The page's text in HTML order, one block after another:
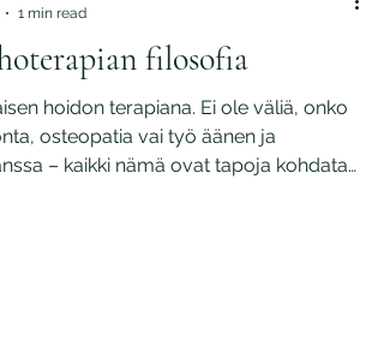
filosofia
hoidon terapiana. Ei ole väliä, onko
osteopatia vai työ äänen ja
– kaikki nämä ovat tapoja kohdata
1 min read